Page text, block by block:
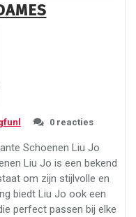
0 reacties
Schoenen Liu Jo
Liu Jo is een bekend
om zijn stijlvolle en
biedt Liu Jo ook een
perfect passen bij elke